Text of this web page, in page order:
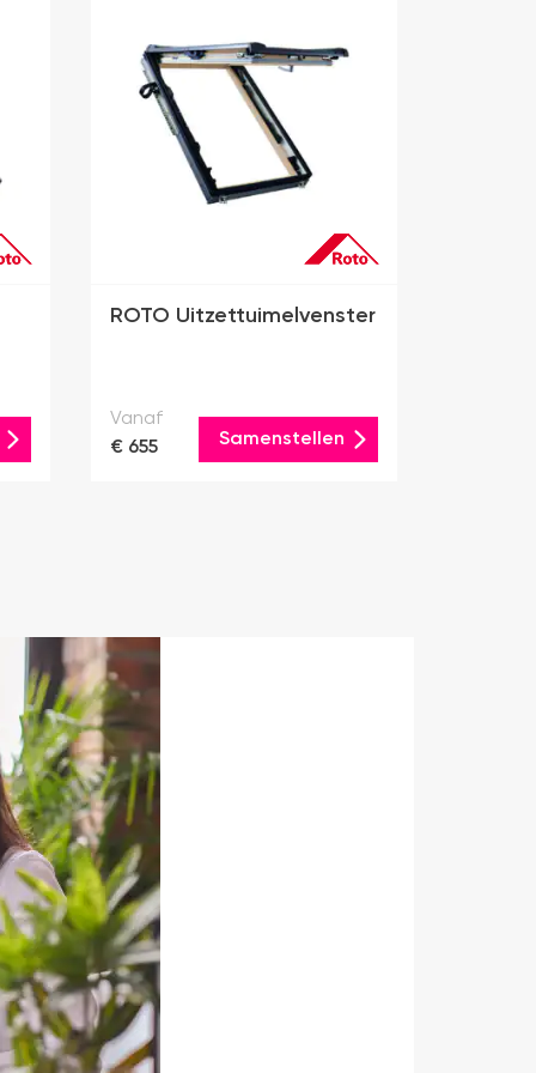
ROTO Uitzettuimelvenster
Vanaf
€ 655
Samenstellen